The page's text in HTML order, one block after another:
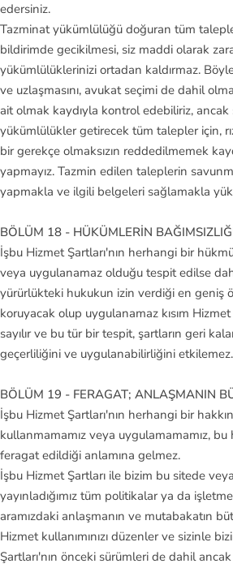
edersiniz.
Tazminat yükümlülüğü doğuran tüm
bildirimde gecikilmesi, siz maddi olarak
yükümlülüklerinizi ortadan kaldırmaz.
ve uzlaşmasını, avukat seçimi de dahil
ait olmak kaydıyla kontrol edebiliriz,
yükümlülükler getirecek tüm talepler için,
bir gerekçe olmaksızın reddedilmemek
yapmayız. Tazmin edilen taleplerin
yapmakla ve ilgili belgeleri sağlamakla
BÖLÜM 18 - HÜKÜMLERİN
İşbu Hizmet Şartları'nın herhangi bir
veya uygulanamaz olduğu tespit edilse
yürürlükteki hukukun izin verdiği en geniş
koruyacak olup uygulanamaz kısım Hizmet
sayılır ve bu tür bir tespit, şartların geri
geçerliliğini ve uygulanabilirliğini etkilemez.
BÖLÜM 19 - FERAGAT; ANLAŞMANIN
İşbu Hizmet Şartları'nın herhangi bir
kullanmamamız veya uygulamamamız,
feragat edildiği anlamına gelmez.
İşbu Hizmet Şartları ile bizim bu sitede
yayınladığımız tüm politikalar ya da
aramızdaki anlaşmanın ve mutabakatın
Hizmet kullanımınızı düzenler ve sizinle
Şartları'nın önceki sürümleri de dahil